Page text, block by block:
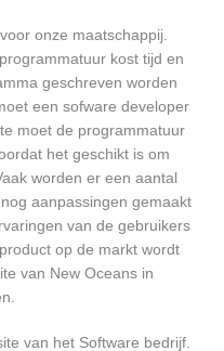
onze maatschappij.
kost tijd en
geschreven worden
een sofware developer
moet de programmatuur
het geschikt is om
worden er een aantal
aanpassingen gemaakt
van de gebruikers
op de markt wordt
van New Oceans in
van het Software bedrijf.